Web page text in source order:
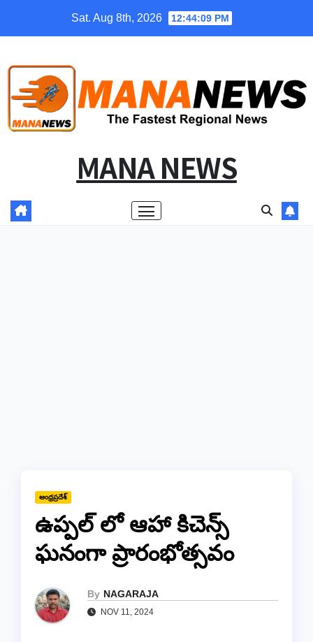
Sat. Aug 8th, 2026 12:44:09 PM
MANA NEWS
ఆంధ్రప్రదేశ్
ఉప్పల్ లో ఆహా కిచెన్స్
ఘనంగా ప్రారంభోత్సవం
By NAGARAJA
NOV 11, 2024